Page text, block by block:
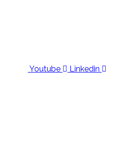
Youtube
Linkedin